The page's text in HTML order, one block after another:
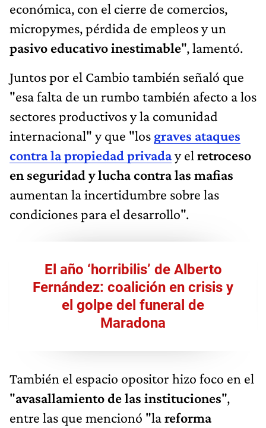
económica, con el cierre de comercios,
micropymes, pérdida de empleos y un
pasivo educativo inestimable", lamentó.
Juntos por el Cambio también señaló que
"esa falta de un rumbo también afecto a los
sectores productivos y la comunidad
internacional" y que "los graves ataques
contra la propiedad privaday el retroceso
en seguridad y lucha contra las mafias
aumentan la incertidumbre sobre las
condiciones para el desarrollo".
El año ‘horribilis’ de Alberto
Fernández: coalición en crisis y
el golpe del funeral de
Maradona
También el espacio opositor hizo foco en el
"avasallamiento de las instituciones",
entre las que mencionó "lareforma